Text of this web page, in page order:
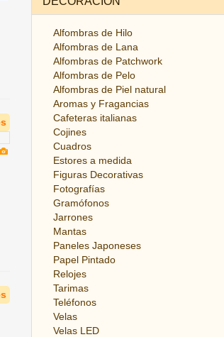
Alfombras de Hilo
Alfombras de Lana
Alfombras de Patchwork
Alfombras de Pelo
Alfombras de Piel natural
Aromas y Fragancias
Cafeteras italianas
Cojines
Cuadros
Estores a medida
Figuras Decorativas
Fotografías
Gramófonos
Jarrones
Mantas
Paneles Japoneses
Papel Pintado
Relojes
Tarimas
Teléfonos
Velas
Velas LED